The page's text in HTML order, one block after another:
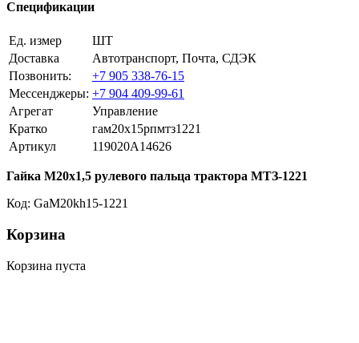
Спецификации
Ед. измер
ШТ
Доставка
Автотранспорт, Почта, СДЭК
Позвонить:
+7 905 338-76-15
Мессенджеры: +7 904 409-99-61
Агрегат
Управление
Кратко
гам20х15рпмтз1221
Артикул
119020A14626
Гайка М20х1,5 рулевого пальца трактора МТЗ-1221
Код: GaM20kh15-1221
Корзина
Корзина пуста